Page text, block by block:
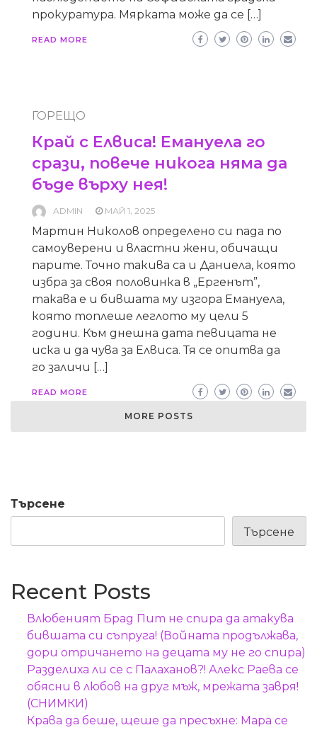
прокуратура. Мярката може да се […]
READ MORE
ГОРЕЩО
Край с Елвиса! Емануела го
срази, повече никога няма да
бъде върху нея!
ADMIN МАЙ 1, 2025
Мартин Николов определено си пада по
самоуверени и властни жени, обичащи
парите. Точно такива са и Даниела, която
избра за своя половинка в „Ергенът”,
такава е и бившата му изгора Емануела,
която топлеше леглото му цели 5
години. Към днешна дата певицата не
иска и да чува за Елвиса. Тя се опитва да
го заличи […]
READ MORE
MORE POSTS
Търсене
Търсене
Recent Posts
Влюбеният Брад Пит не спира да атакува
бившата си съпруга! (Войната продължава,
дори отричането на децата му не го спира)
Разделиха ли се с Палаханов?! Алекс Раева се
обясни в любов на друг мъж, мрежата завря!
(СНИМКИ)
Крава да беше, щеше да пресъхне: Мара се